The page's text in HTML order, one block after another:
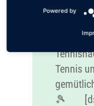
Lorsch/
Tennis
🎾
Powered by